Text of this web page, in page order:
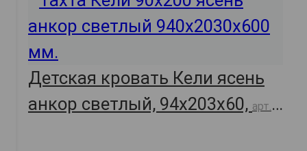
Детская кровать Кели ясень
анкор светлый, 94х203х60, арт.